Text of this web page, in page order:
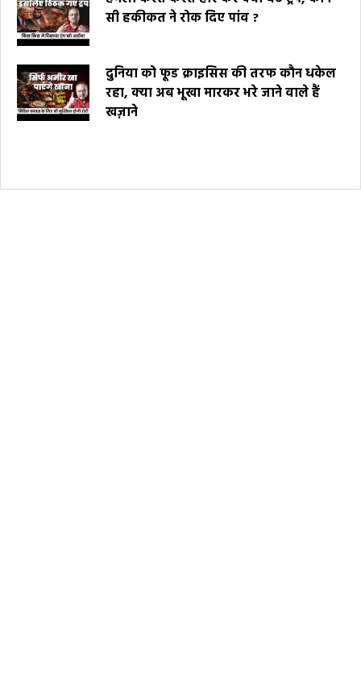
सी हकीकत ने रोक दिए पांव ?
दुनिया को फूड क्राइसिस की तरफ कौन धकेल
रहा, क्या अब भूखा मारकर भरे जाने वाले हैं
खज़ाने